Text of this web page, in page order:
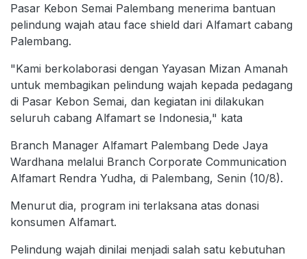
Pasar Kebon Semai Palembang menerima bantuan
pelindung wajah atau face shield dari Alfamart cabang
Palembang.
"Kami berkolaborasi dengan Yayasan Mizan Amanah
untuk membagikan pelindung wajah kepada pedagang
di Pasar Kebon Semai, dan kegiatan ini dilakukan
seluruh cabang Alfamart se Indonesia," kata
Branch Manager Alfamart Palembang Dede Jaya
Wardhana melalui Branch Corporate Communication
Alfamart Rendra Yudha, di Palembang, Senin (10/8).
Menurut dia, program ini terlaksana atas donasi
konsumen Alfamart.
Pelindung wajah dinilai menjadi salah satu kebutuhan